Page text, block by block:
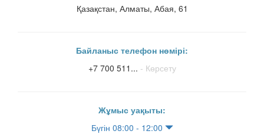
Қазақстан, Алматы, Абая, 61
Байланыс телефон нөмірі:
+7 700 511... - Көрсету
Жұмыс уақыты:
Бүгін 08:00 - 12:00